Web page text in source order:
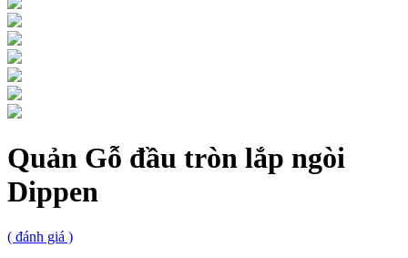
Quản Gỗ đầu tròn lắp ngòi
Dippen
( đánh giá )